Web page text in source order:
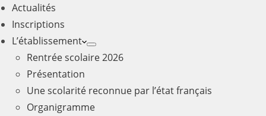
Actualités
Inscriptions
L’établissement
Rentrée scolaire 2026
Présentation
Une scolarité reconnue par l’état français
Organigramme